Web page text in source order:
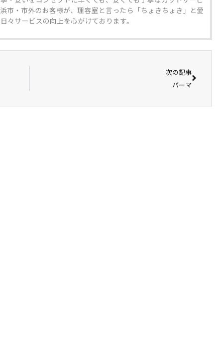
市・市外のお客様が、理容室と言ったら「ちょきちょき」と愛
々サービスの向上を心がけております。
次の記事
パーマ